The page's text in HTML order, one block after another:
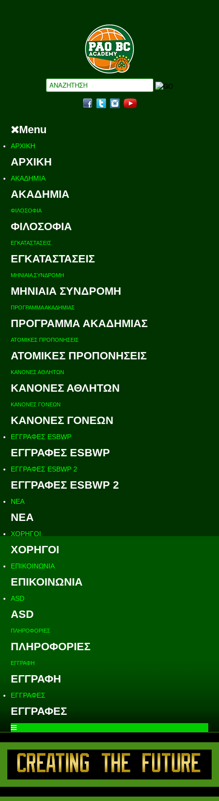
Menu
ΑΡΧΙΚΗ
ΑΡΧΙΚΗ
ΑΚΑΔΗΜΙΑ
ΑΚΑΔΗΜΙΑ
ΦΙΛΟΣΟΦΙΑ
ΦΙΛΟΣΟΦΙΑ
ΕΓΚΑΤΑΣΤΑΣΕΙΣ
ΕΓΚΑΤΑΣΤΑΣΕΙΣ
ΜΗΝΙΑΙΑ ΣΥΝΔΡΟΜΗ
ΜΗΝΙΑΙΑ ΣΥΝΔΡΟΜΗ
ΠΡΟΓΡΑΜΜΑ ΑΚΑΔΗΜΙΑΣ
ΠΡΟΓΡΑΜΜΑ ΑΚΑΔΗΜΙΑΣ
ΑΤΟΜΙΚΕΣ ΠΡΟΠΟΝΗΣΕΙΣ
ΑΤΟΜΙΚΕΣ ΠΡΟΠΟΝΗΣΕΙΣ
ΚΑΝΟΝΕΣ ΑΘΛΗΤΩΝ
ΚΑΝΟΝΕΣ ΑΘΛΗΤΩΝ
ΚΑΝΟΝΕΣ ΓΟΝΕΩΝ
ΚΑΝΟΝΕΣ ΓΟΝΕΩΝ
ΕΓΓΡΑΦΕΣ ESBWP
ΕΓΓΡΑΦΕΣ ESBWP
ΕΓΓΡΑΦΕΣ ESBWP 2
ΕΓΓΡΑΦΕΣ ESBWP 2
ΝΕΑ
ΝΕΑ
ΧΟΡΗΓΟΙ
ΧΟΡΗΓΟΙ
ΕΠΙΚΟΙΝΩΝΙΑ
ΕΠΙΚΟΙΝΩΝΙΑ
ASD
ASD
ΠΛΗΡΟΦΟΡΙΕΣ
ΠΛΗΡΟΦΟΡΙΕΣ
ΕΓΓΡΑΦΗ
ΕΓΓΡΑΦΗ
ΕΓΓΡΑΦΕΣ
ΕΓΓΡΑΦΕΣ